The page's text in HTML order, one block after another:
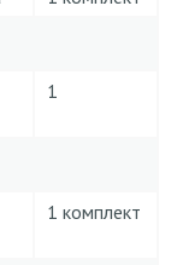
1
1 комплект